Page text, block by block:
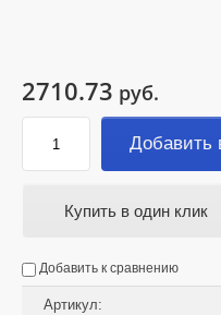
2710.73 руб.
Добавить
Купить в один клик
Добавить к сравнению
Артикул: